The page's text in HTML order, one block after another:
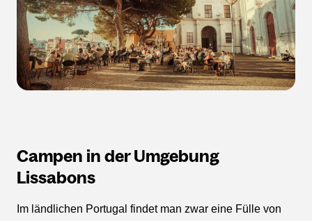
Campen in der Umgebung
Lissabons
Im ländlichen Portugal findet man zwar eine Fülle von